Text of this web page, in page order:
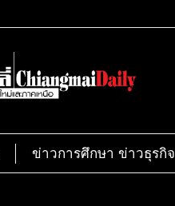
ข่าวการศึกษา ข่าวธุรกิจ